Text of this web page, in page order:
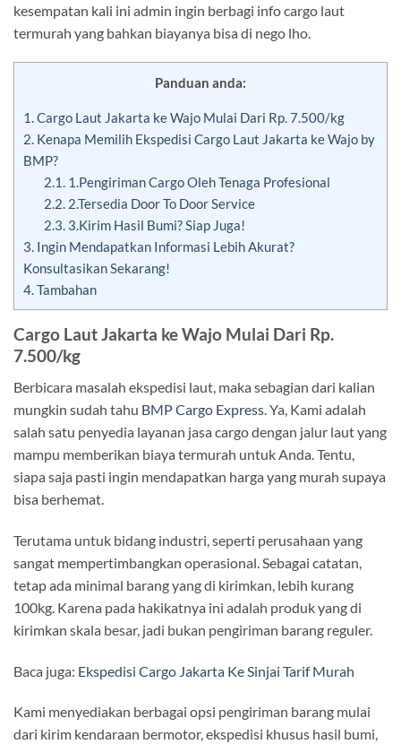
kesempatan kali ini admin ingin berbagi info cargo laut
termurah yang bahkan biayanya bisa di nego lho.
Panduan anda:
1.Cargo Laut Jakarta ke Wajo Mulai Dari Rp. 7.500/kg
2. Kenapa Memilih Ekspedisi Cargo Laut Jakarta ke Wajo by
BMP?
2.1.1.Pengiriman Cargo Oleh Tenaga Profesional
2.2.2.Tersedia Door To Door Service
2.3.3.Kirim Hasil Bumi? Siap Juga!
3. Ingin Mendapatkan Informasi Lebih Akurat?
Konsultasikan Sekarang!
4.Tambahan
Cargo Laut Jakarta ke Wajo Mulai Dari Rp.
7.500/kg
Berbicara masalah ekspedisi laut, maka sebagian dari kalian
mungkin sudah tahu BMP Cargo Express. Ya, Kami adalah
salah satu penyedia layanan jasa cargo dengan jalur laut yang
mampu memberikan biaya termurah untuk Anda. Tentu,
siapa saja pasti ingin mendapatkan harga yang murah supaya
bisa berhemat.
Terutama untuk bidang industri, seperti perusahaan yang
sangat mempertimbangkan operasional. Sebagai catatan,
tetap ada minimal barang yang di kirimkan, lebih kurang
100kg. Karena pada hakikatnya ini adalah produk yang di
kirimkan skala besar, jadi bukan pengiriman barang reguler.
Baca juga: Ekspedisi Cargo Jakarta Ke Sinjai Tarif Murah
Kami menyediakan berbagai opsi pengiriman barang mulai
dari kirim kendaraan bermotor, ekspedisi khusus hasil bumi,